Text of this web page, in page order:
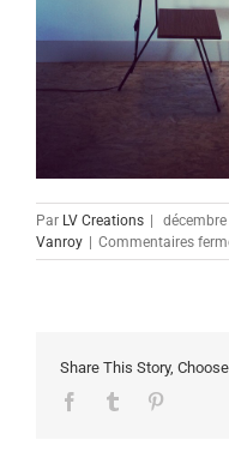
Par LV Creations |
Vanroy | Commentaires
Share This Story,
Facebook
Tumblr